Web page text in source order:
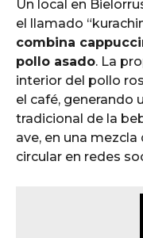
Un local en
el llamado
combina
pollo asado. La
interior del pollo
el café, generando
tradicional de la
ave, en una
circular en redes